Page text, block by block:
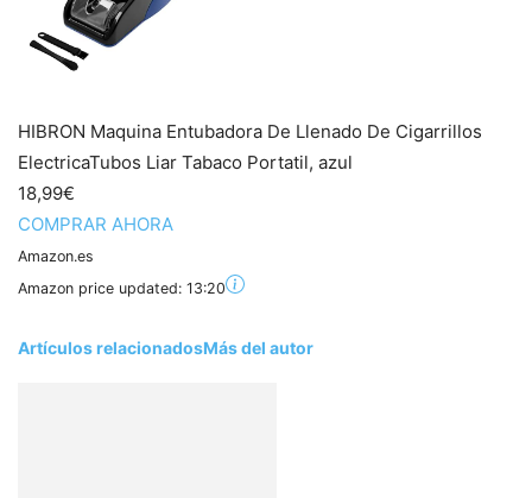
HIBRON Maquina Entubadora De Llenado De Cigarrillos
ElectricaTubos Liar Tabaco Portatil, azul
18,99€
COMPRAR AHORA
Amazon.es
Amazon price updated: 13:20
Artículos relacionadosMás del autor